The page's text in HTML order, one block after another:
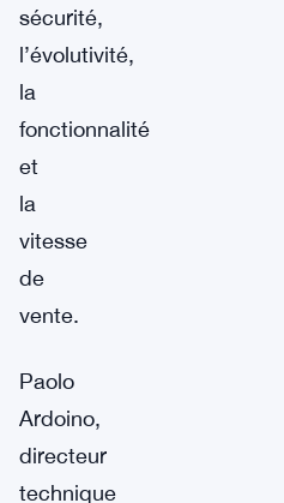
sécurité,
l’évolutivité,
la
fonctionnalité
et
la
vitesse
de
vente.
Paolo
Ardoino,
directeur
technique